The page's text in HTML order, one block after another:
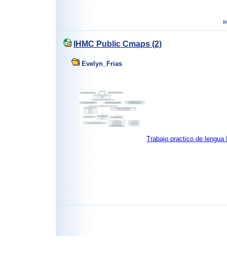
IHMC Public Cmaps (2)
Evelyn_Frias
Trabajo practico de lengua